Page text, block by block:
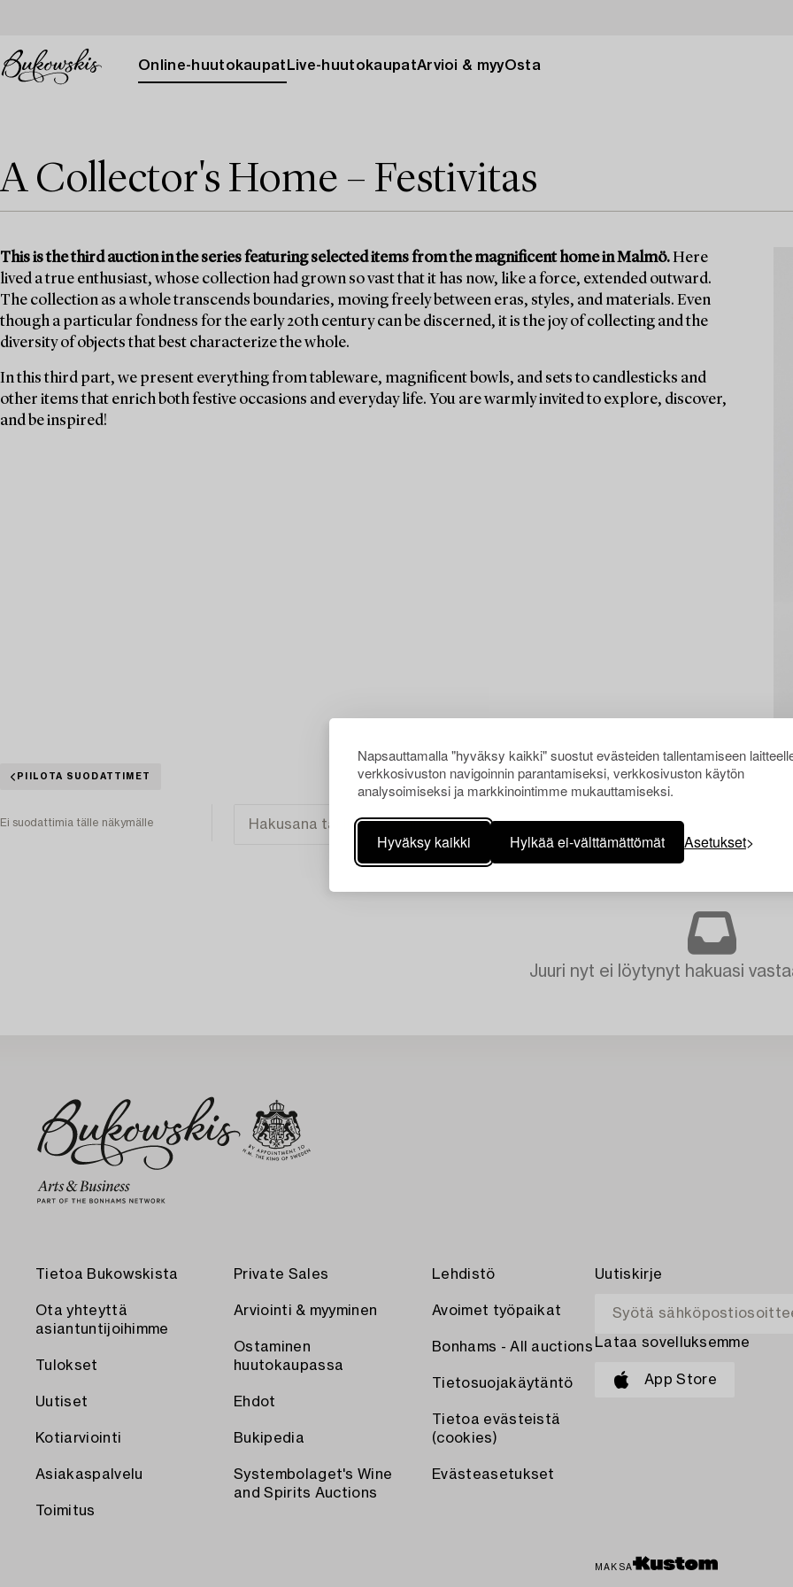
Napsauttamalla "hyväksy kaikki" suostut evästeiden tallentamiseen
verkkosivuston navigoinnin parantamiseksi, verkkosivuston käytön
analysoimiseksi ja markkinointimme mukauttamiseksi.
Hyväksy kaikki Hylkää ei-välttämättömät Asetukset
Online-huutokaupat Live-huutokaupatArvioi & myyOsta
A Collector's Home – Festivitas
This is the third auction in the series featuring selected items from the magnificent home in Malmö.Here
lived a true enthusiast, whose collection had grown so vast that it has now, like a force, extended outward.
The collection as a whole transcends boundaries, moving freely between eras, styles, and materials. Even
though a particular fondness for the early 20th century can be discerned, it is the joy of collecting and the
diversity of objects that best characterize the whole.
In this third part, we present everything from tableware, magnificent bowls, and sets to candlesticks and
other items that enrich both festive occasions and everyday life. You are warmly invited to explore, discover,
and be inspired!
PIILOTA SUODATTIMET
Ei suodattimia tälle näkymälle
Juuri nyt ei löytynyt hakuasi
Tietoa Bukowskista
Ota yhteyttä
asiantuntijoihimme
Tulokset
Uutiset
Kotiarviointi
Asiakaspalvelu
Toimitus
Private Sales
Arviointi & myyminen
Ostaminen
huutokaupassa
Ehdot
Bukipedia
Systembolaget's Wine
and Spirits Auctions
Lehdistö
Avoimet työpaikat
Bonhams - All auctions
Tietosuojakäytäntö
Tietoa evästeistä
(cookies)
Evästeasetukset
Uutiskirje
Lataa sovelluksemme
App Store
MAKSA